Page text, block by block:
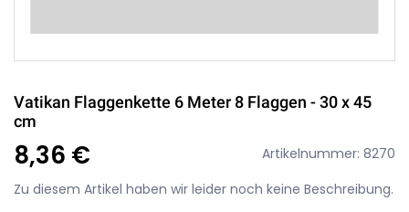
Vatikan Flaggenkette 6 Meter 8 Flaggen - 30 x 45
cm
8,36 €
Artikelnummer: 8270
Zu diesem Artikel haben wir leider noch keine Beschreibung.